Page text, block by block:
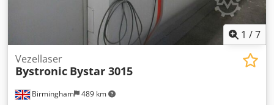
1 /7
Birmingham 489 km
Vezellaser
Bystronic Bystar 3015